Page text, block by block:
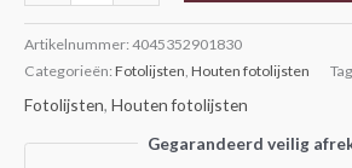
Artikelnummer: 4045352901830
Categorieën: Fotolijsten Houten fotolijsten
Fotolijsten, Houten fotolijsten
Gegarandeerd veilig